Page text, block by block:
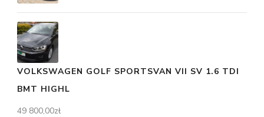
VOLKSWAGEN GOLF SPORTSVAN VII SV 1.6 TDI
BMT HIGHL
49 800,00zł